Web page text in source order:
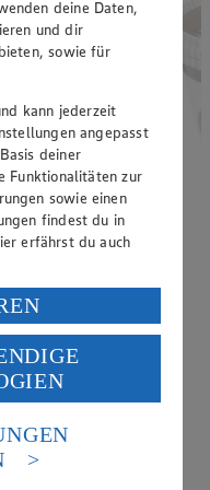
deine Daten,
und dir
sowie für
kann jederzeit
angepasst
deiner
Funktionalitäten zur
sowie einen
findest du in
erfährst du auch
Daten in den
willigst du im Sinne
ein, dass deine
Der EuGH sieht
an.
durch US-